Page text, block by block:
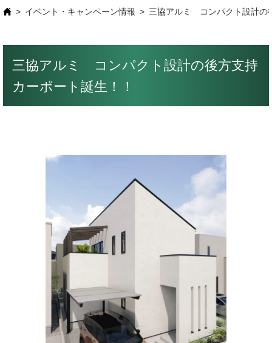
イベント・キャンペーン情報 三協アルミ コンパクト設計の
三協アルミ コンパクト設計の後方支持
カーポート誕生！！